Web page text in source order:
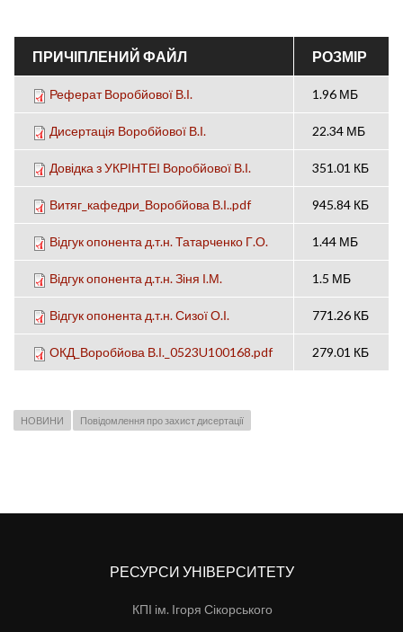
ПРИЧІПЛЕНИЙ ФАЙЛ РОЗМІР
Реферат Воробйової В.І. 1.96 МБ
Дисертація Воробйової В.І. 22.34 МБ
Довідка з УКРІНТЕІ Воробйової В.І. 351.01 КБ
Витяг_кафедри_Воробйова В.І..pdf 945.84 КБ
Відгук опонента д.т.н. Татарченко Г.О. 1.44 МБ
Відгук опонента д.т.н. Зіня І.М. 1.5 МБ
Відгук опонента д.т.н. Сизої О.І. 771.26 КБ
ОКД_Воробйова В.І._0523U100168.pdf 279.01 КБ
НОВИНИ Повідомлення про захист дисертації
РЕСУРСИ УНІВЕРСИТЕТУ
КПІ ім. Ігоря Сікорського